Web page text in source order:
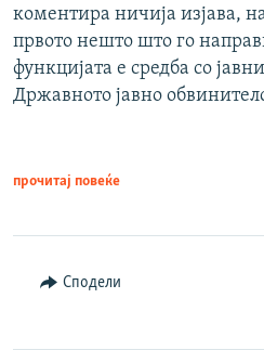
коментира ничија изјава,
првото нешто што го
функцијата е средба со
Државното јавно
прочитај повеќе
Сподели